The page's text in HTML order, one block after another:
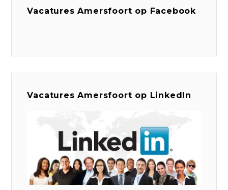
Vacatures Amersfoort op Facebook
Vacatures Amersfoort op LinkedIn